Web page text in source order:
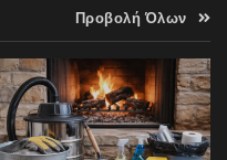
Προβολή Όλων